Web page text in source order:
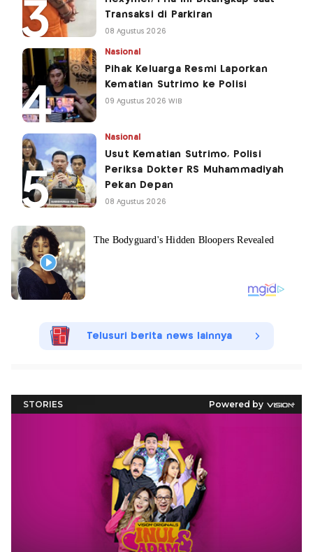
Transaksi di Parkiran
08 Agustus 2026
Nasional
Pihak Keluarga Resmi Laporkan
Kematian Sutrimo ke Polisi
09 Agustus 2026 WIB
Nasional
Usut Kematian Sutrimo, Polisi
Periksa Dokter RS Muhammadiyah
Pekan Depan
08 Agustus 2026
Telusuri berita news lainnya